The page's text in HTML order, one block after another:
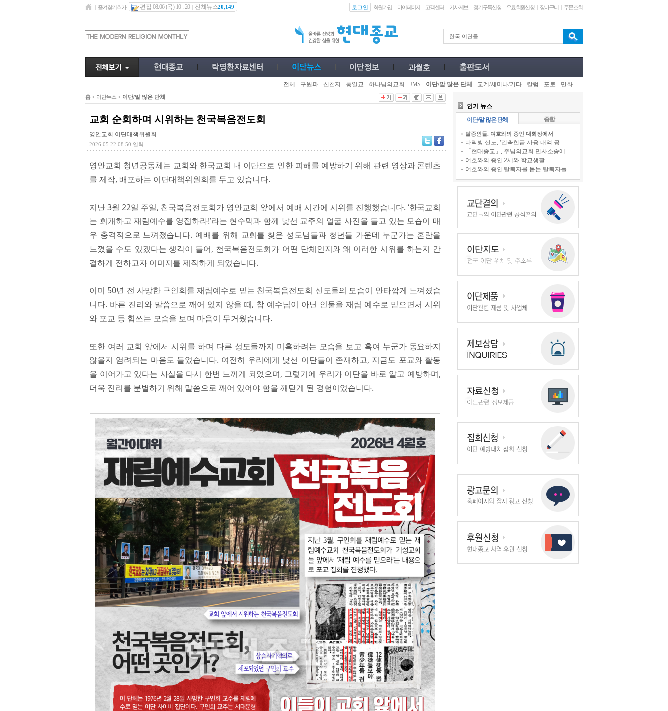
즐겨찾기추가 편집 08.06 (목) 10 : 20 전체뉴스20,149 로그인 회원가입 마이페이지 고객센터 기사제보 정기구독신청 유료회원신청 장바구니 주문조회
전체 구원파 신천지 통일교 하나님의교회 JMS 이단/말 많은 단체 교계/세미나/기타 칼럼 포토 만화
홈 > 이단뉴스 > 이단/말 많은 단체
교회 순회하며 시위하는 천국복음전도회
영안교회 이단대책위원회
2026.05.22 08:50 입력
영안교회 청년공동체는 교회와 한국교회 내 이단으로 인한 피해를 예방하기 위해 관련 영상과 콘텐츠
를 제작, 배포하는 이단대책위원회를 두고 있습니다.
지난 3월 22일 주일, 천국복음전도회가 영안교회 앞에서 예배 시간에 시위를 진행했습니다. ‘한국교회
는 회개하고 재림예수를 영접하라!’라는 현수막과 함께 낯선 교주의 얼굴 사진을 들고 있는 모습이 매
우 충격적으로 느껴졌습니다. 예배를 위해 교회를 찾은 성도님들과 청년들 가운데 누군가는 혼란을
느꼈을 수도 있겠다는 생각이 들어, 천국복음전도회가 어떤 단체인지와 왜 이러한 시위를 하는지 간
결하게 전하고자 이미지를 제작하게 되었습니다.
이미 50년 전 사망한 구인회를 재림예수로 믿는 천국복음전도회 신도들의 모습이 안타깝게 느껴졌습
니다. 바른 진리와 말씀으로 깨어 있지 않을 때, 참 예수님이 아닌 인물을 재림 예수로 믿으면서 시위
와 포교 등 힘쓰는 모습을 보며 마음이 무거웠습니다.
또한 여러 교회 앞에서 시위를 하며 다른 성도들까지 미혹하려는 모습을 보고 혹여 누군가 동요하지
않을지 염려되는 마음도 들었습니다. 여전히 우리에게 낯선 이단들이 존재하고, 지금도 포교와 활동
을 이어가고 있다는 사실을 다시 한번 느끼게 되었으며, 그렇기에 우리가 이단을 바로 알고 예방하며,
더욱 진리를 분별하기 위해 말씀으로 깨어 있어야 함을 깨닫게 된 경험이었습니다.
인기 뉴스
이단/말 많은 단체
종합
탈증인들, 여호와의 증인 대회장에서
다락방 신도, “건축헌금 사용 내역 공
「현대종교」, 주님의교회 민사소송에
여호와의 증인 2세와 학교생활
여호와의 증인 탈퇴자를 돕는 탈퇴자들